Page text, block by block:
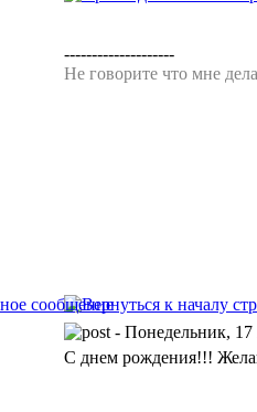
--------------------
Не говорите что мне
- Понедельник, 17
С днем рождения!!!